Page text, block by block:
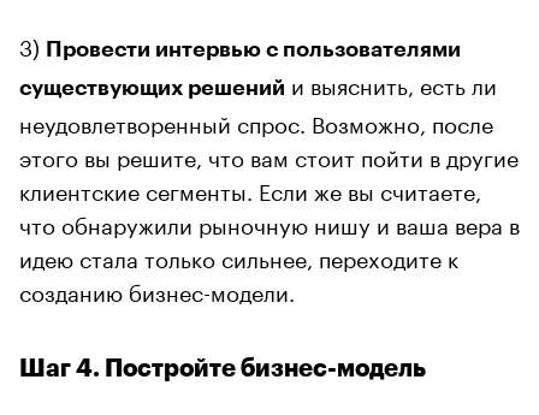
3) Провести интервью с пользователями
существующих решений и выяснить, есть ли
неудовлетворенный спрос. Возможно, после
этого вы решите, что вам стоит пойти в другие
клиентские сегменты. Если же вы считаете,
что обнаружили рыночную нишу и ваша вера в
идею стала только сильнее, переходите к
созданию бизнес-модели.
Шаг 4. Постройте бизнес-модель